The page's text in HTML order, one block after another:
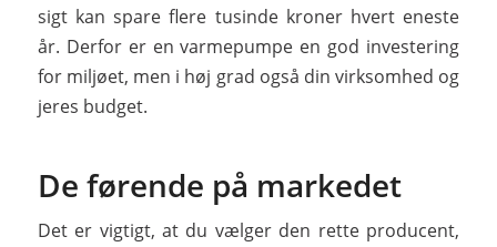
sigt kan spare flere tusinde kroner hvert eneste
år. Derfor er en varmepumpe en god investering
for miljøet, men i høj grad også din virksomhed og
jeres budget.
De førende på markedet
Det er vigtigt, at du vælger den rette producent,